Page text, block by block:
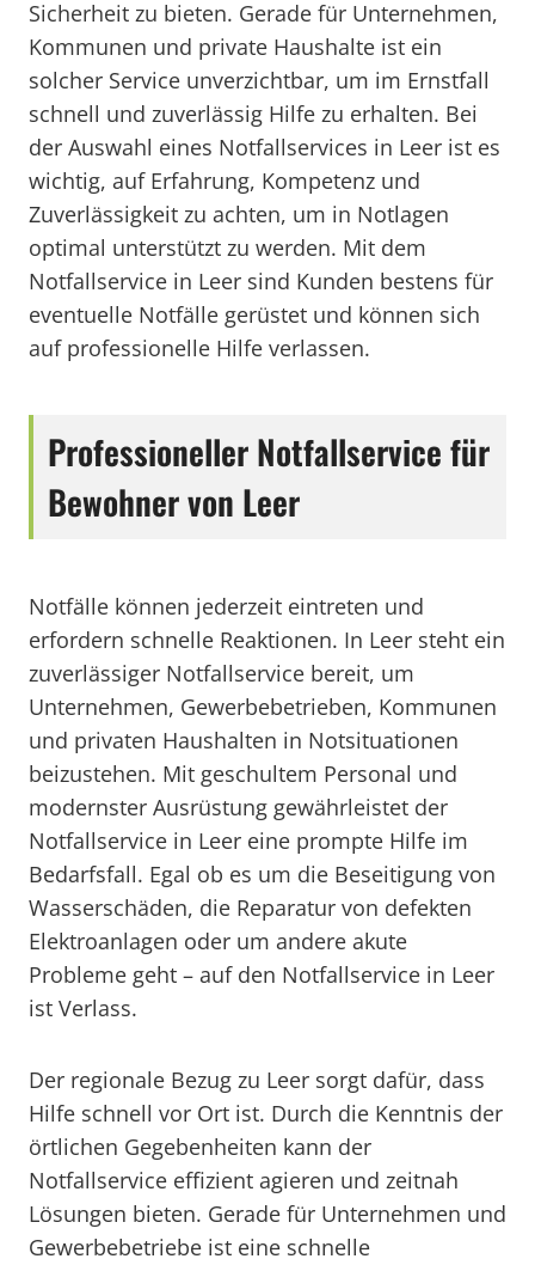
Sicherheit zu bieten. Gerade für Unternehmen,
Kommunen und private Haushalte ist ein
solcher Service unverzichtbar, um im Ernstfall
schnell und zuverlässig Hilfe zu erhalten. Bei
der Auswahl eines Notfallservices in Leer ist es
wichtig, auf Erfahrung, Kompetenz und
Zuverlässigkeit zu achten, um in Notlagen
optimal unterstützt zu werden. Mit dem
Notfallservice in Leer sind Kunden bestens für
eventuelle Notfälle gerüstet und können sich
auf professionelle Hilfe verlassen.
Professioneller Notfallservice für
Bewohner von Leer
Notfälle können jederzeit eintreten und
erfordern schnelle Reaktionen. In Leer steht ein
zuverlässiger Notfallservice bereit, um
Unternehmen, Gewerbebetrieben, Kommunen
und privaten Haushalten in Notsituationen
beizustehen. Mit geschultem Personal und
modernster Ausrüstung gewährleistet der
Notfallservice in Leer eine prompte Hilfe im
Bedarfsfall. Egal ob es um die Beseitigung von
Wasserschäden, die Reparatur von defekten
Elektroanlagen oder um andere akute
Probleme geht – auf den Notfallservice in Leer
ist Verlass.
Der regionale Bezug zu Leer sorgt dafür, dass
Hilfe schnell vor Ort ist. Durch die Kenntnis der
örtlichen Gegebenheiten kann der
Notfallservice effizient agieren und zeitnah
Lösungen bieten. Gerade für Unternehmen und
Gewerbebetriebe ist eine schnelle